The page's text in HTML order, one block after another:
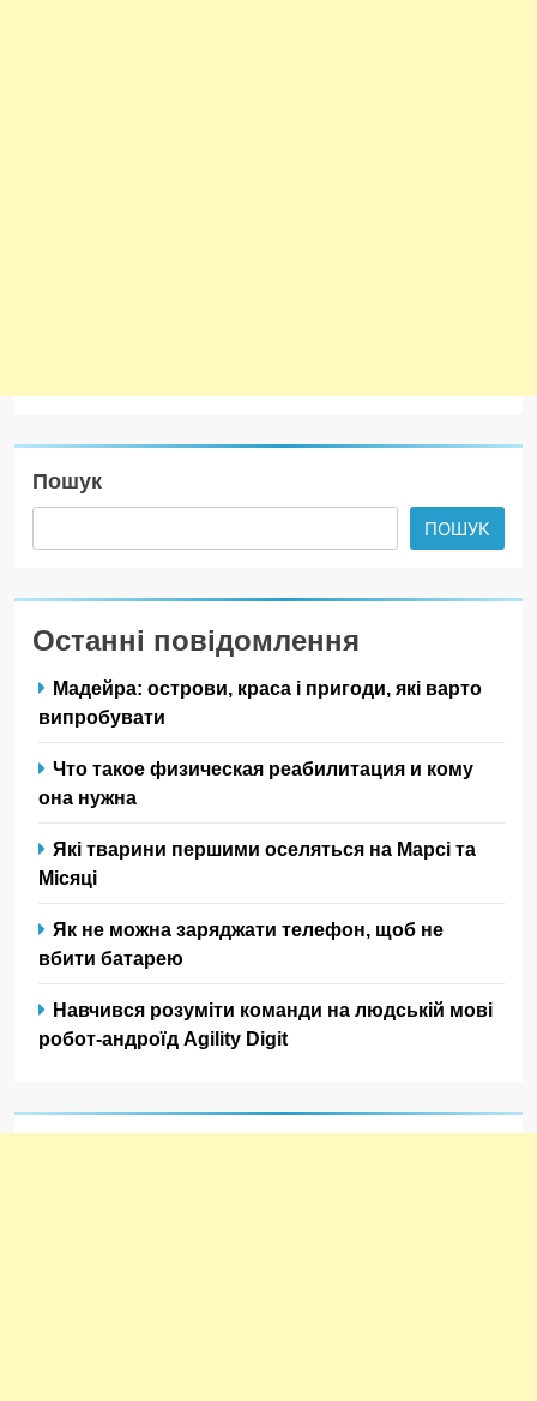
Пошук
ПОШУК
Останні повідомлення
Мадейра: острови, краса і пригоди, які варто
випробувати
Что такое физическая реабилитация и кому
она нужна
Які тварини першими оселяться на Марсі та
Місяці
Як не можна заряджати телефон, щоб не
вбити батарею
Навчився розуміти команди на людській мові
робот-андроїд Agility Digit